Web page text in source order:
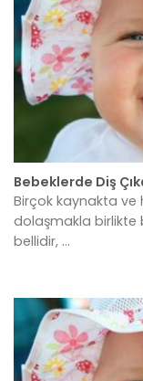
Bebeklerde Diş
Birçok kaynakta ve
dolaşmakla birlikte
bellidir, ...